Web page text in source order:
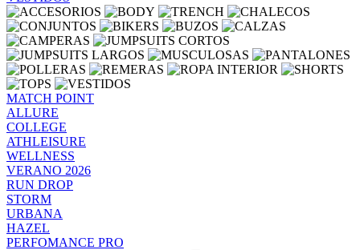
MATCH POINT
ALLURE
COLLEGE
ATHLEISURE
WELLNESS
VERANO 2026
RUN DROP
STORM
URBANA
HAZEL
PERFOMANCE PRO